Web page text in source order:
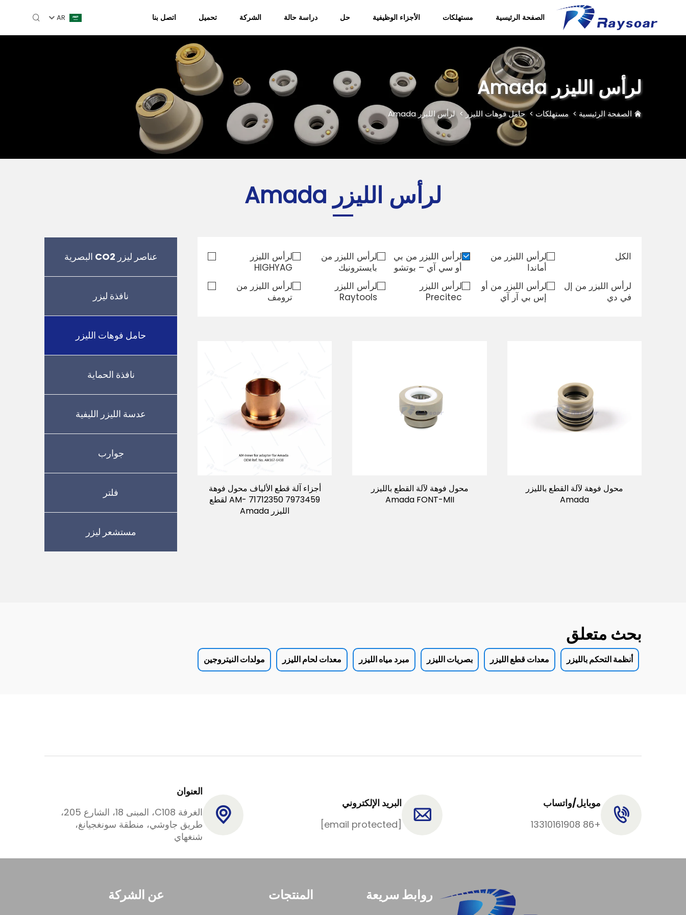
الصفحة الرئيسية مستهلكات الأجزاء الوظيفية حل دراسة حالة الشركة تحميل اتصل بنا AR
لرأس الليزر Amada
الصفحة الرئيسية >مستهلكات >حامل فوهات الليزر>لرأس الليزر Amada
لرأس الليزر Amada
عناصر ليزر CO2 البصرية
نافذة ليزر
حامل فوهات الليزر
نافذة الحماية
عدسة الليزر الليفية
جوارب
فلتر
مستشعر ليزر
الكل
لرأس الليزر من
أماندا
لرأس الليزر من بي
أو سي آي – بوتشو
لرأس الليزر من
بايسترونيك
لرأس الليزر
HIGHYAG
لرأس الليزر من إل
في دي
لرأس الليزر من أو
إس بي آر آي
لرأس الليزر
Precitec
لرأس الليزر
Raytools
لرأس الليزر من
ترومف
محول فوهة لآلة القطع بالليزر
Amada
محول فوهة لآلة القطع بالليزر
Amada FONT-MII
أجزاء آلة قطع الألياف محول فوهة
AM- 71712350 7973459 لقطع
الليزر Amada
بحث متعلق
أنظمة التحكم بالليزر معدات قطع الليزر بصريات الليزر مبرد مياه الليزر معدات لحام الليزر مولدات النيتروجين
موبايل/واتساب
+86 13310161908
البريد الإلكتروني
[email protected]
العنوان
الغرفة C108، المبنى 18، الشارع 205،
طريق جاوشي، منطقة سونغجيانغ،
شنغهاي
روابط سريعة المنتجات عن الشركة